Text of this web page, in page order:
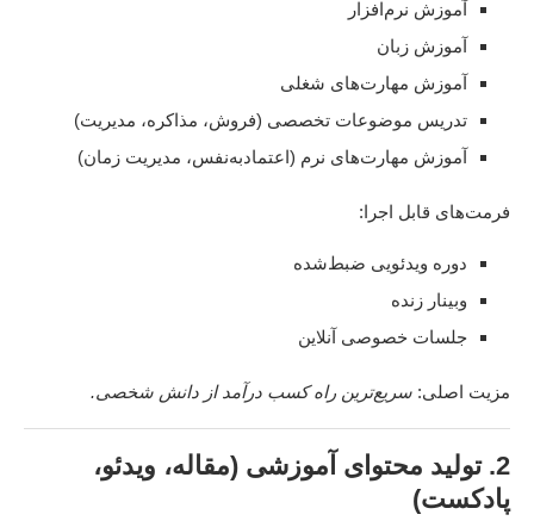
آموزش نرم‌افزار
آموزش زبان
آموزش مهارت‌های شغلی
تدریس موضوعات تخصصی (فروش، مذاکره، مدیریت)
آموزش مهارت‌های نرم (اعتمادبه‌نفس، مدیریت زمان)
فرمت‌های قابل اجرا:
دوره ویدئویی ضبط‌شده
وبینار زنده
جلسات خصوصی آنلاین
مزیت اصلی: سریع‌ترین راه کسب درآمد از دانش شخصی.
2. تولید محتوای آموزشی (مقاله، ویدئو،
پادکست)